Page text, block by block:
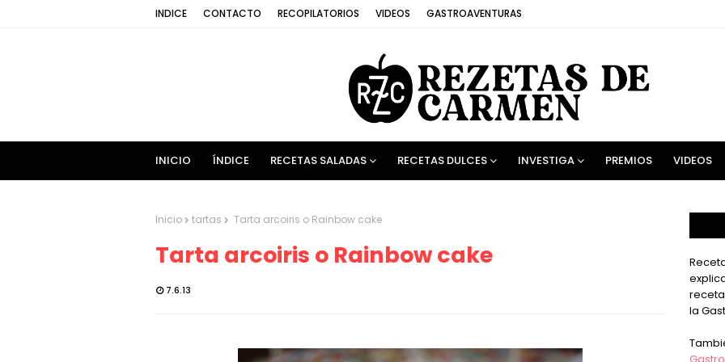
INDICE CONTACTO RECOPILATORIOS VIDEOS GASTROAVENTURAS
INICIO ÍNDICE RECETAS SALADAS RECETAS DULCES INVESTIGA PREMIOS VIDEOS
Inicio tartas Tarta arcoiris o Rainbow cake
Tarta arcoiris o Rainbow cake
7.6.13
la